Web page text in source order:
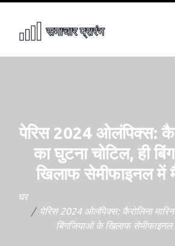
पेरिस 2024 ओलंपिक्स:
का घुटना चोटिल, ही
खिलाफ सेमीफाइनल में
घर
पेरिस 2024 ओलंपिक्स: कैरोलिना
बिंगजियाओ के खिलाफ सेमीफाइनल